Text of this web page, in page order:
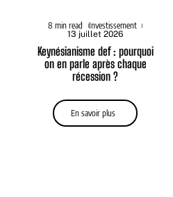
8 min read Investissement
13 juillet 2026
Keynésianisme def : pourquoi
on en parle après chaque
récession ?
En savoir plus